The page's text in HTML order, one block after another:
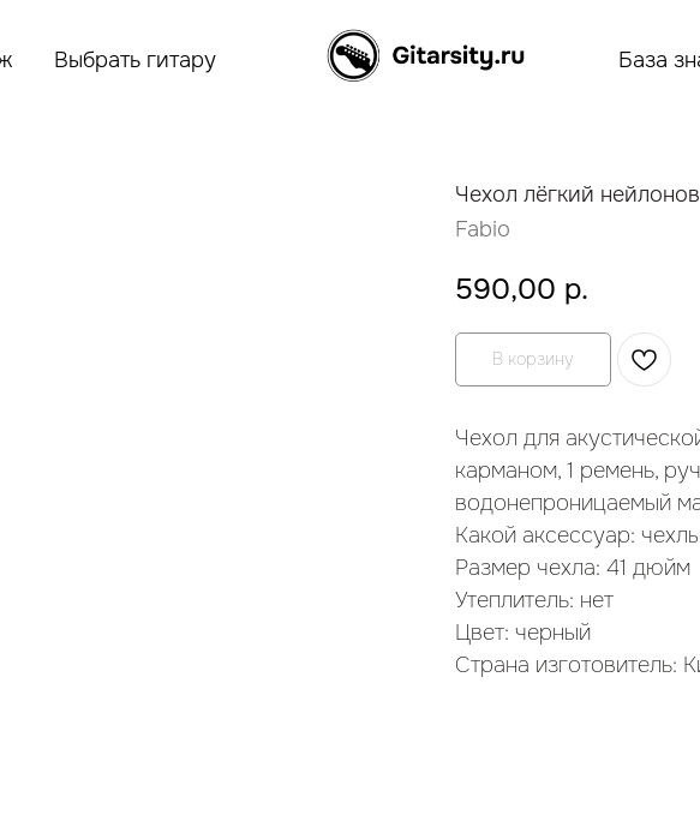
Выбрать гитару База
Чехол лёгкий
Fabio
590,00 р.
В корзину
Чехол для
карманом, 1 ремень,
водонепроницаемый
Какой аксессуар:
Размер чехла: 41 дюйм
Утеплитель: нет
Цвет: черный
Страна изготовитель: